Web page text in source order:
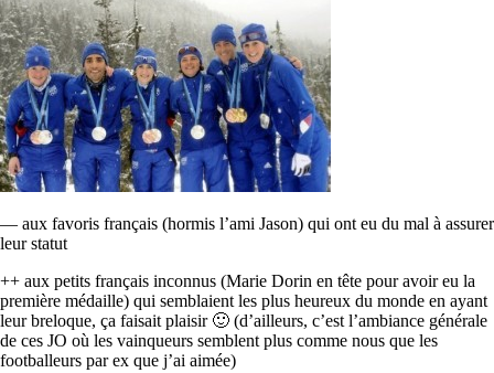
— aux favoris français (hormis l’ami Jason) qui ont eu du mal à assurer
leur statut
++ aux petits français inconnus (Marie Dorin en tête pour avoir eu la
première médaille) qui semblaient les plus heureux du monde en ayant
leur breloque, ça faisait plaisir 🙂 (d’ailleurs, c’est l’ambiance générale
de ces JO où les vainqueurs semblent plus comme nous que les
footballeurs par ex que j’ai aimée)